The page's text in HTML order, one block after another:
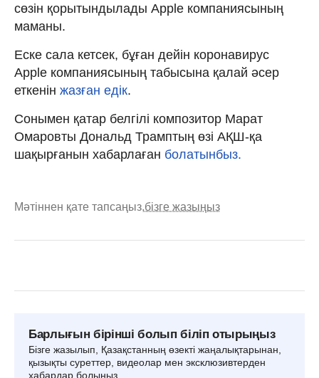
сөзін қорытындылады Apple компаниясының
маманы.
Еске сала кетсек, бұған дейін коронавирус
Apple компаниясының табысына қалай әсер
еткенін жазған едік.
Сонымен қатар белгілі композитор Марат
Омаровты Дональд Трамптың өзі АҚШ-қа
шақырғанын хабарлаған болатынбыз.
Мәтіннен қате тапсаңыз,бізге жазыңыз
Барлығын бірінші болып біліп отырыңыз
Бізге жазылып, Қазақстанның өзекті жаңалықтарынан,
қызықты суреттер, видеолар мен эксклюзивтерден
хабардар болыңыз.